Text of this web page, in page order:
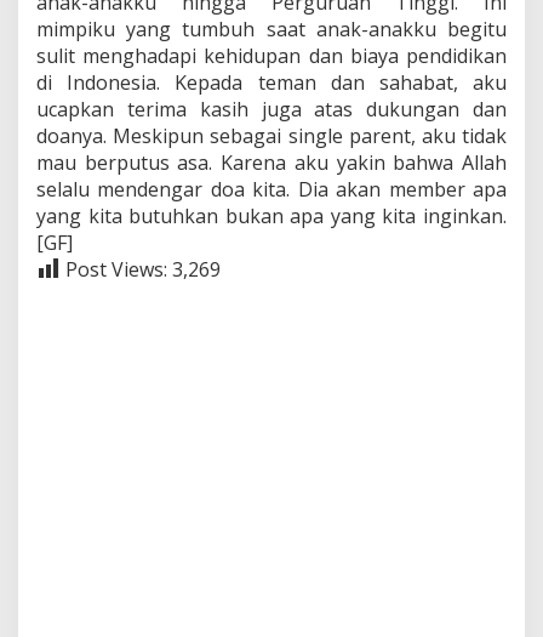
mimpiku yang tumbuh saat anak-anakku begitu
sulit menghadapi kehidupan dan biaya pendidikan
di Indonesia. Kepada teman dan sahabat, aku
ucapkan terima kasih juga atas dukungan dan
doanya. Meskipun sebagai single parent, aku tidak
mau berputus asa. Karena aku yakin bahwa Allah
selalu mendengar doa kita. Dia akan member apa
yang kita butuhkan bukan apa yang kita inginkan.
[GF]
Post Views: 3,269